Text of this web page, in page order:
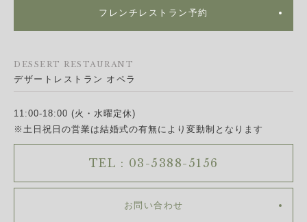
フレンチレストラン予約
DESSERT RESTAURANT
デザートレストラン オペラ
11:00-18:00 (火・水曜定休)
※土日祝日の営業は結婚式の有無により変動制となります
TEL : 03-5388-5156
お問い合わせ